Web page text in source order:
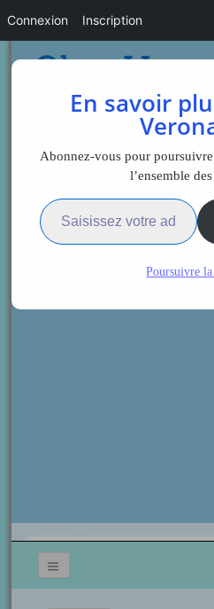
En savoir
Abonnez-vous pour
l’ensemble
Saisissez votre adresse e-mail…
Poursuivre
Connexion Inscription